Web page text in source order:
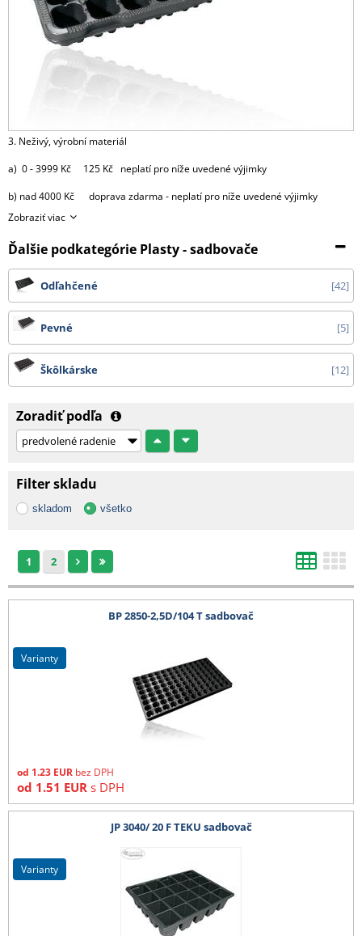
3. Neživý, výrobní materiál
a) 0 - 3999 Kč 125 Kč neplatí pro níže uvedené výjimky
b) nad 4000 Kč doprava zdarma - neplatí pro níže uvedené výjimky
výjimky:
- substráty, perlit, hnojiva, kůra 2000 Kč za každou započatou
4000 Kč za 3 palety, 4500 Kč za 4 palety
a 5000 Kč za 5 9 palet.
Od 10 palet doprava zdarma.
- bílá netkaná 19 g textilie v délce 3,20 m cena dopravy na dotaz
- tkaniny 525 cm, bublinkové fólie od 1,50 m, bambusy nad 210 cm, DC vozíky
Všechny ceny zde uvedené jsou bez DPH.
Zobraziť viac
Ďalšie podkategórie Plasty - sadbovače
Odľahčené 42
Pevné 5
Škôlkárske 12
Zoradiť podľa
Filter skladu
skladom všetko
1 2
BP 2850-2,5D/104 T sadbovač
od 1.23 EUR bez DPH
od 1.51 EUR s DPH
varianty
JP 3040/ 20 F TEKU sadbovač
varianty